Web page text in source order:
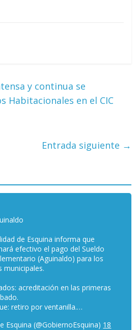
y continua se
Habitacionales en el CIC
Entrada siguiente →
de Esquina informa que
efectivo el pago del Sueldo
(Aguinaldo) para los
municipales.
acreditación en las primeras
retiro por ventanilla.…
(@GobiernoEsquina) 18